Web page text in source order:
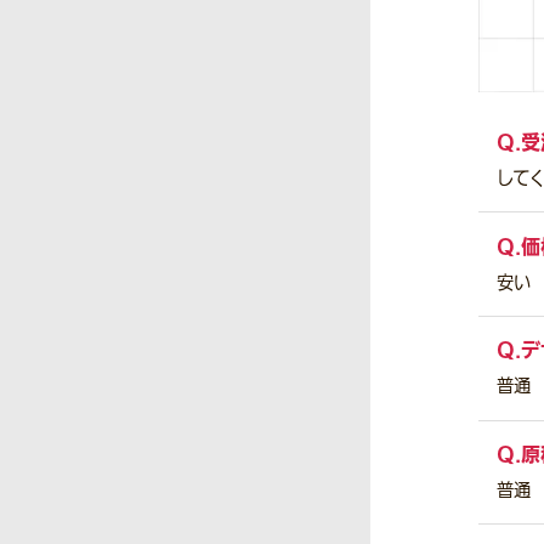
Q.
して
Q.
安い
Q.
普通
Q.
普通